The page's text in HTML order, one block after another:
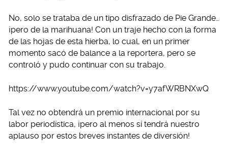
No, solo se trataba de un tipo disfrazado de Pie Grande…
¡pero de la marihuana! Con un traje hecho con la forma
de las hojas de esta hierba, lo cual, en un primer
momento sacó de balance a la reportera, pero se
controló y pudo continuar con su trabajo.
https://www.youtube.com/watch?v=y7afWRBNXwQ
Tal vez no obtendrá un premio internacional por su
labor periodística, ¡pero al menos sí tendrá nuestro
aplauso por estos breves instantes de diversión!